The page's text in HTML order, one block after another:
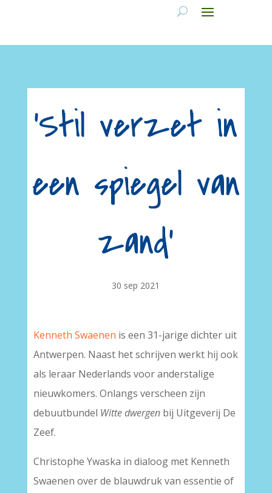
‘Stil verzet in
een spiegel van
zand’
30 sep 2021
Kenneth Swaenen is een 31-jarige dichter uit
Antwerpen. Naast het schrijven werkt hij ook
als leraar Nederlands voor anderstalige
nieuwkomers. Onlangs verscheen zijn
debuutbundel Wittedwergenbij Uitgeverij De
Zeef.
Christophe Ywaska in dialoog met Kenneth
Swaenen over de blauwdruk van essentie of